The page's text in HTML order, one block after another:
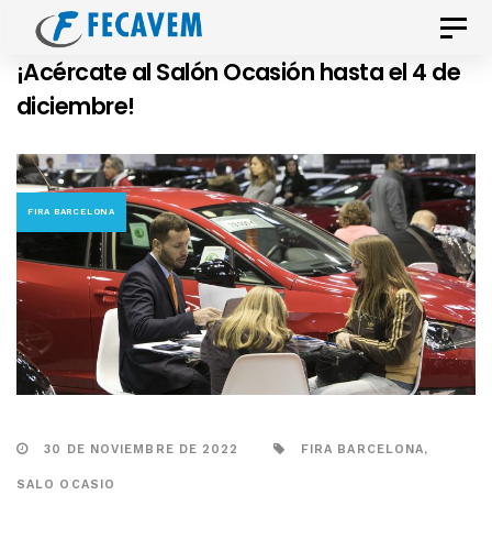
Skip
links
primary
navigation
content
Toggle
¡Acércate al Salón Ocasión hasta el 4 de
diciembre!
FIRA BARCELONA
30 DE NOVIEMBRE DE 2022 FIRA BARCELONA,
SALO OCASIO